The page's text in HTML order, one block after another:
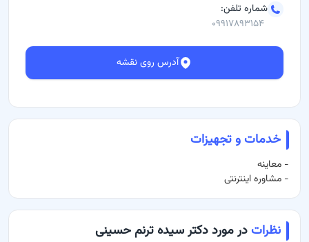
شماره تلفن:
۰۹۹۱۷۸۹۳۱۵۴
آدرس روی نقشه
خدمات و تجهیزات
- معاینه
- مشاوره اینترنتی
نظرات در مورد دکتر سیده ترنم حسینی